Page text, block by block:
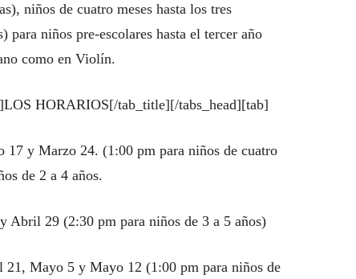
niños de cuatro meses hasta los tres
niños pre-escolares hasta el tercer año
como en Violín.
HORARIOS[/tab_title][/tabs_head][tab]
17 y Marzo 24. (1:00 pm para niños de cuatro
de 2 a 4 años.
29 (2:30 pm para niños de 3 a 5 años)
Mayo 5 y Mayo 12 (1:00 pm para niños de